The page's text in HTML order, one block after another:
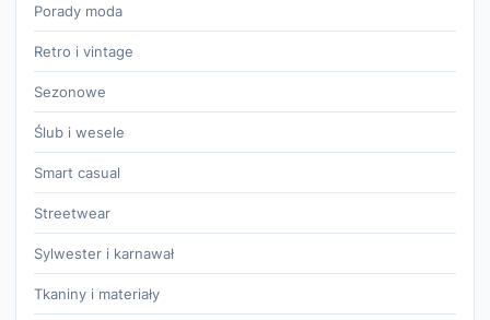
Porady moda
Retro i vintage
Sezonowe
Ślub i wesele
Smart casual
Streetwear
Sylwester i karnawał
Tkaniny i materiały